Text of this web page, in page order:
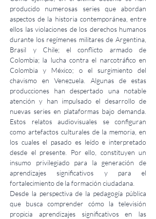
producido numerosas series que abordan
aspectos de la historia contemporánea, entre
ellos las violaciones de los derechos humanos
durante los regímenes militares de Argentina,
Brasil y Chile; el conflicto armado de
Colombia; la lucha contra el narcotráfico en
Colombia y México; o el surgimiento del
chavismo en Venezuela. Algunas de estas
producciones han despertado una notable
atención y han impulsado el desarrollo de
nuevas series en plataformas bajo demanda.
Estos relatos audiovisuales se configuran
como artefactos culturales de la memoria, en
los cuales el pasado es leído e interpretado
desde el presente. Por ello, constituyen un
insumo privilegiado para la generación de
aprendizajes significativos y para el
fortalecimiento de la formación ciudadana.
Desde la perspectiva de la pedagogía pública
que busca comprender cómo la televisión
propicia aprendizajes significativos en las